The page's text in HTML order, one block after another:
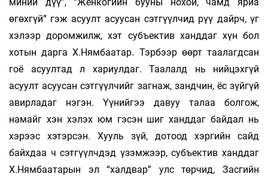
миний дүү”, “Женкогийн бууны нохой, чамд яриа
өгөхгүй” гэж асуулт асуусан сэтгүүлчид рүү дайрч, үг
хэлээр доромжилж, хэт субъектив ханддаг хүн бол
хотын дарга Х.Нямбаатар. Тэрбээр өөрт таалагдсан
гоё асуултад л хариулдаг. Таалалд нь нийцэхгүй
асуулт асуусан сэтгүүлчийг загнаж, зандчин, ёс зүйгүй
авирладаг нэгэн. Үүнийгээ давуу талаа болгож,
намайг хэн хэлэх юм гэсэн шиг ханддаг байдал нь
хэрээс хэтэрсэн. Хууль зүй, дотоод хэргийн сайд
байхдаа ч сэтгүүлчдэд үзэмжээр, субъектив ханддаг
Х.Нямбаатарын эл “халдвар” улс төрчид, Засгийн